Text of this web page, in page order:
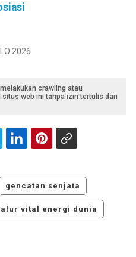
2026
crawling atau
web ini tanpa izin tertulis dari
gencatan senjata
vital energi dunia